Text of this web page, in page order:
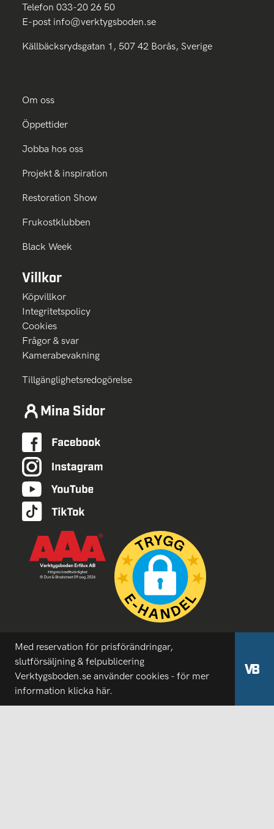
Telefon 033-20 26 50
E-post info@verktygsboden.se
Källbäcksrydsgatan 1, 507 42 Borås, Sverige
Om oss
Öppettider
Jobba hos oss
Projekt & inspiration
Restoration Show
Frukostklubben
Black Week
Villkor
Köpvillkor
Integritetspolicy
Cookies
Frågor & svar
Kamerabevakning
Tillgänglighetsredogörelse
Mina Sidor
Med reservation för prisförändringar,
slutförsäljning & felpublicering
Verktygsboden.se använder cookies - för mer
information klicka här.